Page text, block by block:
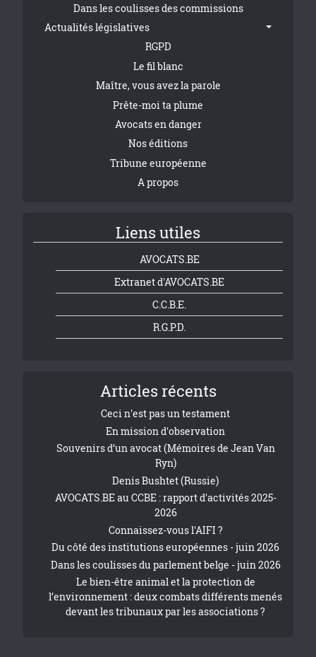
Dans les coulisses des commissions
Actualités législatives
RGPD
Le fil blanc
Maître, vous avez la parole
Prête-moi ta plume
Avocats en danger
Nos éditions
Tribune européenne
A propos
Liens utiles
AVOCATS.BE
Extranet d'AVOCATS.BE
C.C.B.E.
R.G.P.D.
Articles récents
Ceci n'est pas un testament
En mission d'observation
Souvenirs d’un avocat (Mémoires de Jean Van
Ryn)
Denis Bushtet (Russie)
AVOCATS.BE au CCBE : rapport d'activités 2025-
2026
Connaissez-vous l'AIFI ?
Du côté des institutions européennes - juin 2026
Dans les coulisses du parlement belge - juin 2026
Le bien-être animal et la protection de
l’environnement : deux combats différents menés
devant les tribunaux par les associations ?